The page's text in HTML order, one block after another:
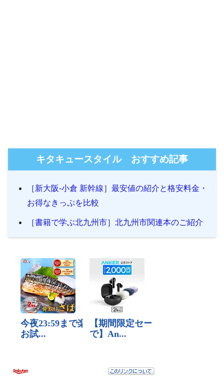
キタキュースタイル おすすめ記事
［新大阪-小倉 新幹線］最安値の紹介と格安料金・
お得なきっぷを比較
［書籍で学ぶ北九州市］北九州市関連本のご紹介